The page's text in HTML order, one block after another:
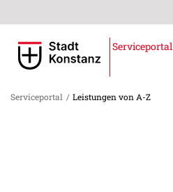
Serviceportal
Serviceportal / Leistungen von A-Z